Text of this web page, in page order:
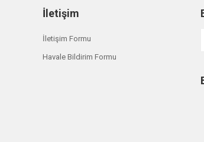
İletişim
İletişim Formu
Havale Bildirim Formu